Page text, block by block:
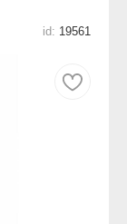
id: 19561